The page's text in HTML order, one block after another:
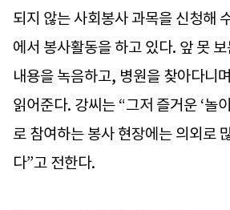
되지 않는 사회봉사 과목을 신청해
에서 봉사활동을 하고 있다. 앞 못
내용을 녹음하고, 병원을 찾아다니
읽어준다. 강씨는 “그저 즐거운 ‘놀
로 참여하는 봉사 현장에는 의외로
다”고 전한다.